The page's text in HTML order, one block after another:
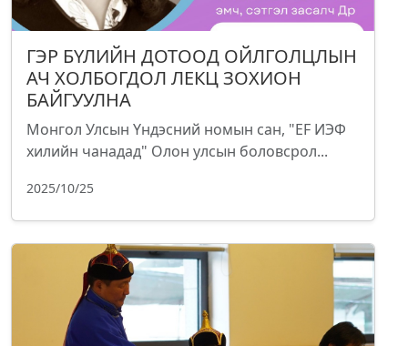
ГЭР БҮЛИЙН ДОТООД ОЙЛГОЛЦЛЫН
АЧ ХОЛБОГДОЛ ЛЕКЦ ЗОХИОН
БАЙГУУЛНА
Монгол Улсын Үндэсний номын сан, "EF ИЭФ
хилийн чанадад" Олон улсын боловсрол...
2025/10/25